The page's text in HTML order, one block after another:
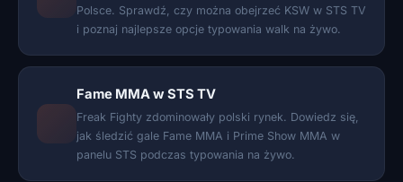
Polsce. Sprawdź, czy można obejrzeć KSW w STS TV
i poznaj najlepsze opcje typowania walk na żywo.
Fame MMA w STS TV
Freak Fighty zdominowały polski rynek. Dowiedz się,
jak śledzić gale Fame MMA i Prime Show MMA w
panelu STS podczas typowania na żywo.